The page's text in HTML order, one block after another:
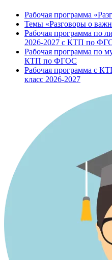
Рабочая программа
Темы «Разговоры о
Рабочая программа по
2026-2027 с КТП по
Рабочая программа по
КТП по ФГОС
Рабочая программа с
класс 2026-2027